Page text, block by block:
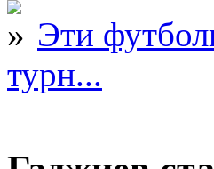
Эти
турн...